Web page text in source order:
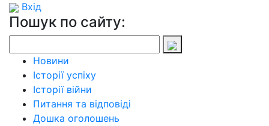
Вхід
Пошук по сайту:
Новини
Історії успіху
Історії війни
Питання та відповіді
Дошка оголошень